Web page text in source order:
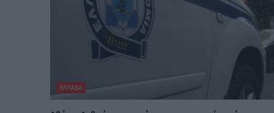
ΕΛΛΆΔΑ